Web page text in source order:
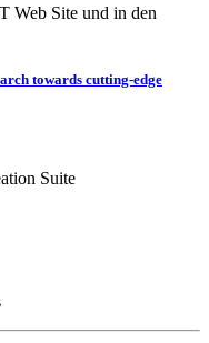
Web Site und in den
towards cutting-edge
Suite